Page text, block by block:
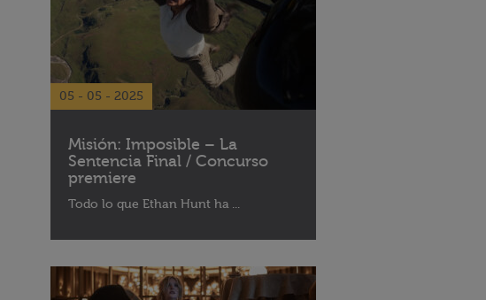
05 - 05 - 2025
Misión: Imposible – La
Sentencia Final / Concurso
premiere
Todo lo que Ethan Hunt ha ...